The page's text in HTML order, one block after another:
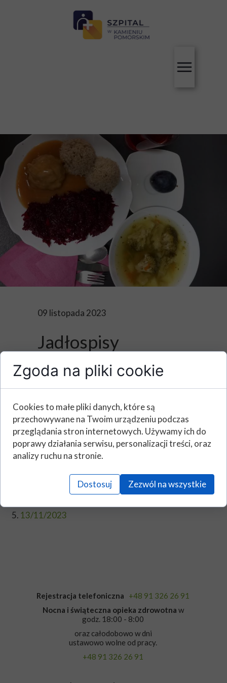
09 listopada 2023
Jadłospisy
09/10/2023 -
13/11/2023
Poniżej prezentujemy jadłospisy na wybrane dni,
od 09/10/2023 do 13/11/2023
13/11/2023
Rejestracja telefoniczna +48 91 326 26 91
Nocna i świąteczna opieka zdrowotna w
godz. 18:00 - 8:00
oraz całodobowo w dni
ustawowo wolne od pracy.
+48 91 326 26 91
Zgoda na pliki cookie
Cookies to małe pliki danych, które są
przechowywane na Twoim urządzeniu podczas
przeglądania stron internetowych. Używamy ich do
poprawy działania serwisu, personalizacji treści, oraz
analizy ruchu na stronie.
Dostosuj Zezwól na wszystkie